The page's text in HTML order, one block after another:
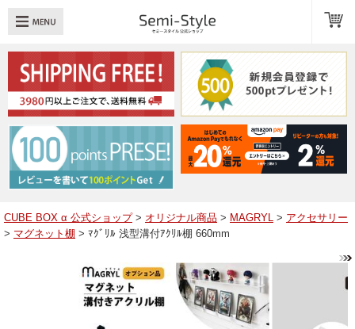
：透明扉 引き出し LED
へ戻る
品一覧
ューブボックスαレイアウト例
CUBE BOX α 公式ショップ> オリジナル商品 > MAGRYL > アクセサリー
> マグネット棚 > ﾏｸﾞﾘﾙ 浅型溝付ｱｸﾘﾙ棚 660mm